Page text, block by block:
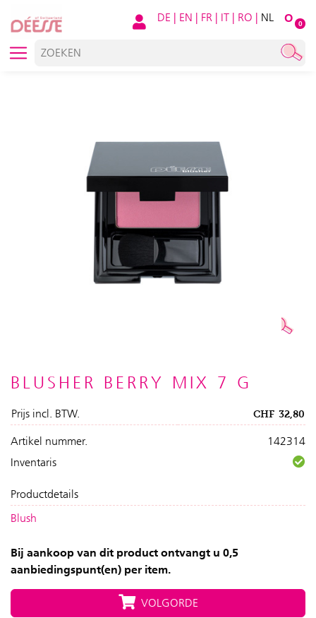
O 0
DE | EN | FR | IT | RO | NL
BLUSHER BERRY MIX 7 G
Prijs incl. BTW. CHF 32,80
Artikel nummer.
142314
Inventaris
Productdetails
Blush
Bij aankoop van dit product ontvangt u 0,5
aanbiedingspunt(en) per item.
VOLGORDE